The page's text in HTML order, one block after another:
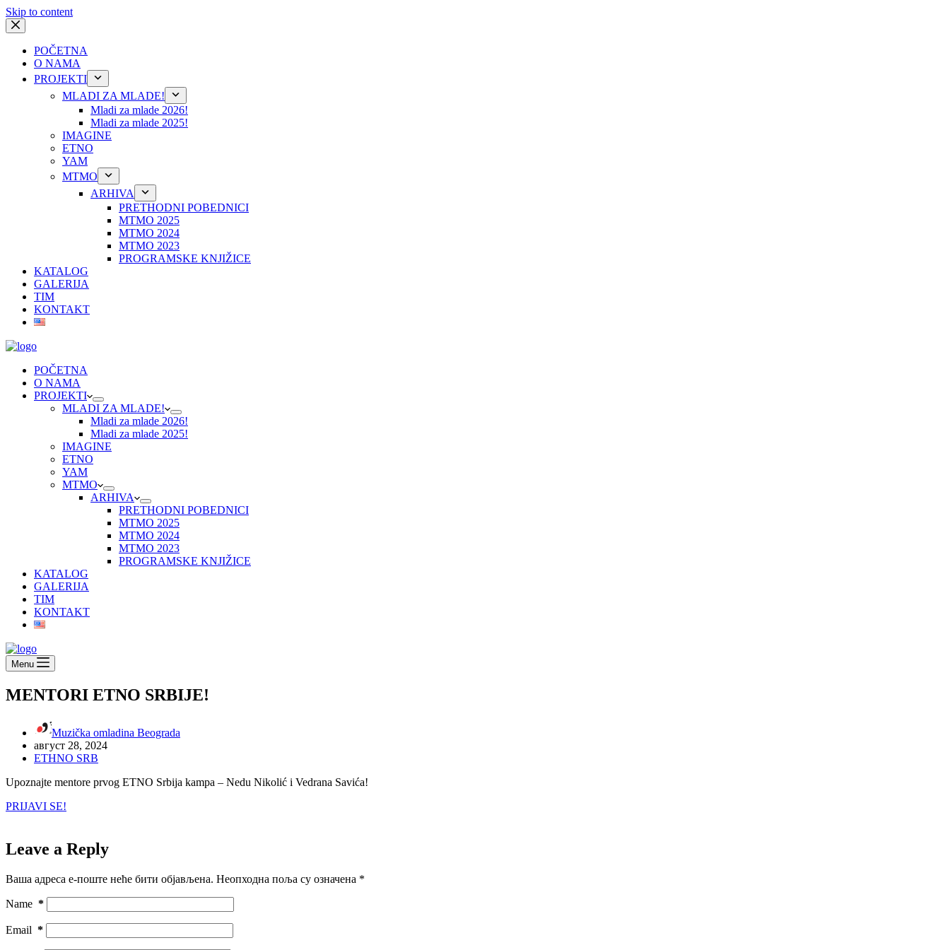
Skip to content
POČETNA
O NAMA
PROJEKTI
MLADI ZA MLADE!
Mladi za mlade 2026!
Mladi za mlade 2025!
IMAGINE
ETNO
YAM
MTMO
ARHIVA
PRETHODNI POBEDNICI
MTMO 2025
MTMO 2024
MTMO 2023
PROGRAMSKE KNJIŽICE
KATALOG
GALERIJA
TIM
KONTAKT
POČETNA
O NAMA
PROJEKTI
MLADI ZA MLADE!
Mladi za mlade 2026!
Mladi za mlade 2025!
IMAGINE
ETNO
YAM
MTMO
ARHIVA
PRETHODNI POBEDNICI
MTMO 2025
MTMO 2024
MTMO 2023
PROGRAMSKE KNJIŽICE
KATALOG
GALERIJA
TIM
KONTAKT
Menu
MENTORI ETNO SRBIJE!
Muzička omladina Beograda
август 28, 2024
ETHNO SRB
Upoznajte mentore prvog ETNO Srbija kampa – Nedu Nikolić i Vedrana Savića!
PRIJAVI SE!
Leave a Reply
Ваша адреса е-поште неће бити објављена. Неопходна поља су означена *
Name *
Email *